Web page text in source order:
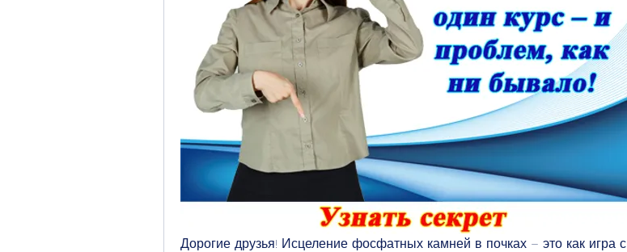
Дорогие друзья! Исцеление фосфатных камней в почках – это как игра с